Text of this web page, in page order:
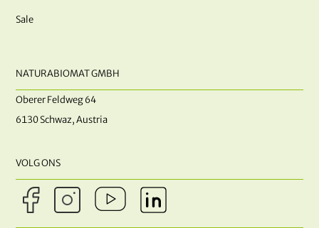
Sale
NATURABIOMAT GMBH
Oberer Feldweg 64
6130 Schwaz, Austria
VOLG ONS